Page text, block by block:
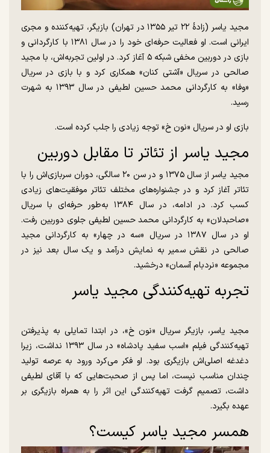
مجید یاسر (زادهٔ ۲۲ تیر ۱۳۵۵ در تهران) بازیگر، تهیه‌کننده و مجری
ایرانی است. او فعالیت حرفه‌ای خود را در سال ۱۳۸۱ با کارگردانی و
بازی در دوربین مخفی شبکه ۵ آغاز کرد. در اولین تجربه‌اش، با مجید
صالحی در سریال «آشتی کنان» همکاری کرد و با بازی در سریال
«وفا» به کارگردانی محمد حسین لطیفی در سال ۱۳۹۳ به شهرت
رسید.
بازی او در سریال «نون خ» توجه زیادی را جلب کرده است.
مجید یاسر از تئاتر تا مقابل دوربین
مجید یاسر از سال ۱۳۷۵ و در سن ۲۰ سالگی، دوران سربازی‌اش را با
تئاتر آغاز کرد و در جشنواره‌های مختلف تئاتر موفقیت‌های زیادی
کسب کرد. در ادامه، در سال ۱۳۸۴ به‌طور حرفه‌ای با سریال
«صاحبدلان» به کارگردانی محمد حسین لطیفی جلوی دوربین رفت.
او در سال ۱۳۸۷ در سریال «سه در چهار» به کارگردانی مجید
صالحی در نقش سمیر به نمایش درآمد و یک سال بعد نیز در
مجموعه «نردبام آسمان» درخشید.
تجربه تهیه‌کنندگی مجید یاسر
مجید یاسر، بازیگر سریال «نون خ»، در ابتدا تمایلی به پذیرفتن
تهیه‌کنندگی فیلم «اسب سفید پادشاه» در سال ۱۳۹۳ نداشت، زیرا
دغدغه اصلی‌اش بازیگری بود. او فکر می‌کرد ورود به عرصه تولید
چندان مناسب نیست، اما پس از صحبت‌هایی که با آقای لطیفی
داشت، تصمیم گرفت تهیه‌کنندگی این اثر را به همراه بازیگری بر
عهده بگیرد.
همسر مجید یاسر کیست؟